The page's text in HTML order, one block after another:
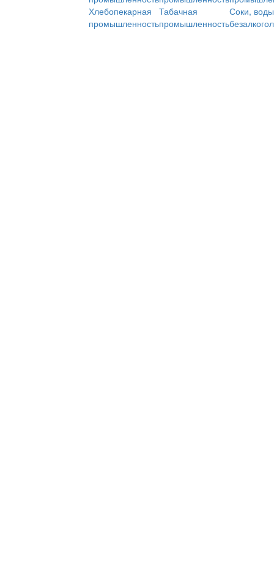
Хлебопекарная
промышленность
Табачная
промышленность
Соки,